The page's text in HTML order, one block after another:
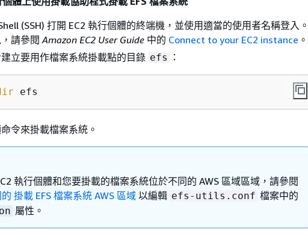
(SSH) 打開 EC2 執行個體的終端機，並使用適當的使用者名稱登入。
請參閱Amazon EC2 User Guide 中的 Connect to your EC2 instance 。
立要用作檔案系統掛載點的目錄 efs ：
efs
令來掛載檔案系統。
執行個體和您要掛載的檔案系統位於不同的 AWS 區域區域，請參閱
掛載 EFS 檔案系統 AWS 區域 以編輯 efs-utils.conf 檔案中的
屬性。